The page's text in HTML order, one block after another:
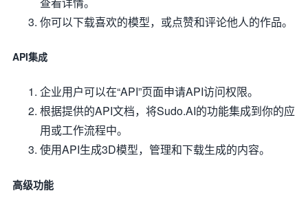
你可以下载喜欢的模型，或点赞和评论他人的作品。
API集成
企业用户可以在“API”页面申请API访问权限。
根据提供的API文档，将Sudo.AI的功能集成到你的应
用或工作流程中。
使用API生成3D模型，管理和下载生成的内容。
高级功能